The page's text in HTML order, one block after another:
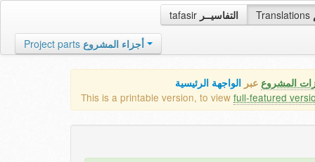
tafasir التفاسيــر Translations
Project parts أجزاء المشروع
المشروع عبر الواجهة الرئيسية
This is a printable version, to view full-featured